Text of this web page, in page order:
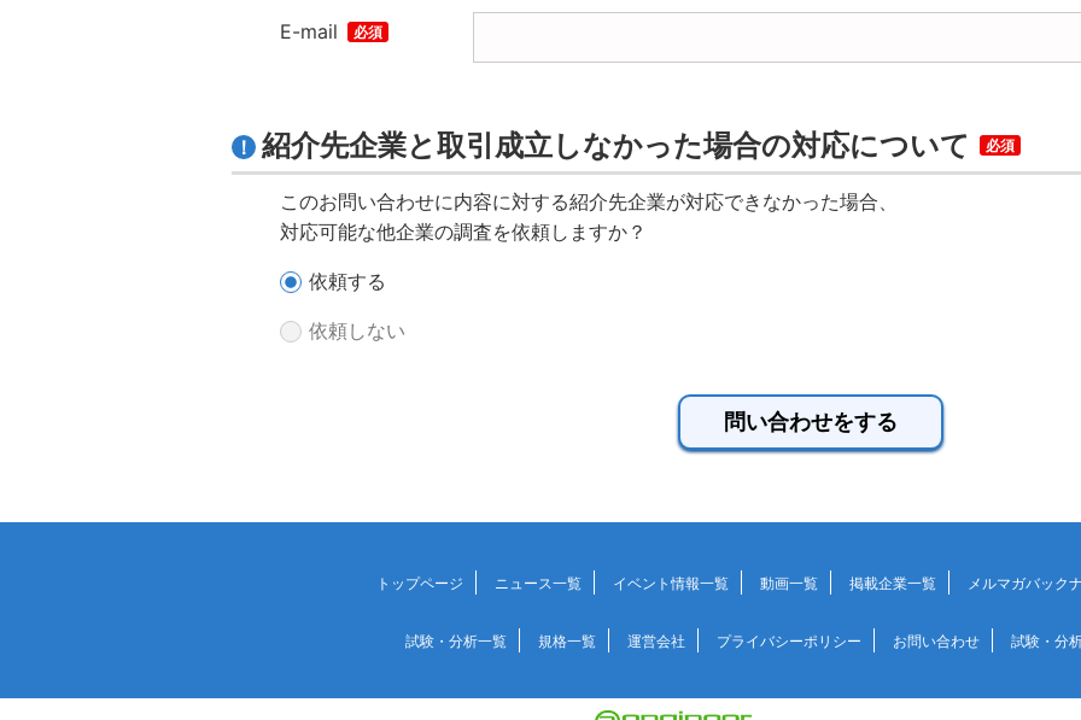
E-mail 必須
紹介先企業と取引成立しなかった場合の対応について 必須
このお問い合わせに内容に対する紹介先企業が対応できなかった場合、
対応可能な他企業の調査を依頼しますか？
依頼する
依頼しない
トップページ ニュース一覧 イベント情報一覧 動画一覧 掲載企業一覧 メルマガバック
試験・分析一覧 規格一覧 運営会社 プライバシーポリシー お問い合わせ 試験・分